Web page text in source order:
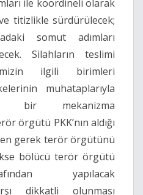
ile koordineli olarak
titizlikle sürdürülecek;
somut adımları
Silahların teslimi
ilgili birimleri
muhataplarıyla
bir mekanizma
örgütü PKK’nın aldığı
gerek terör örgütünü
bölücü terör örgütü
yapılacak
dikkatli olunması